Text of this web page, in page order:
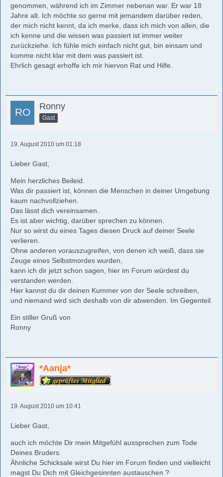
genommen, während ich im Zimmer nebenan war. Er war 18
Jahre alt. Ich möchte so gerne mit jemandem darüber reden,
der mich nicht kennt, da ich merke, dass ich mich von allen, die
ich kenne und die wissen was passiert ist immer weiter
zurückziehe. Ich fühle mich einfach nicht gut, bin einsam und
komme nicht klar mit dem was passiert ist.
Ehrlich gesagt erhoffe ich mir hiervon Rat und Hilfe.
Ronny
Gast
19. August 2010 um 01:18
Lieber Gast,
Mein herzliches Beileid.
Was dir passiert ist, können die Menschen in deiner Umgebung
kaum nachvollziehen.
Das lässt dich vereinsamen.
Es ist aber wichtig, darüber sprechen zu können.
Nur so wirst du eines Tages diesen Druck auf deiner Seele
verlieren.
Ohne anderen vorauszugreifen, von denen ich weiß, dass sie
Zeuge eines Selbstmordes wurden,
kann ich dir jetzt schon sagen, hier im Forum würdest du
verstanden werden.
Hier kannst du dir deinen Kummer von der Seele schreiben,
und niemand wird sich deshalb von dir abwenden. Im Gegenteil.
Ein stiller Gruß von
Ronny
*Aanja*
19. August 2010 um 10:41
Lieber Gast,
auch ich möchte Dir mein Mitgefühl aussprechen zum Tode
Deines Bruders.
Ähnliche Schicksale wirst Du hier im Forum finden und vielleicht
magst Du Dich mit Gleichgesinnten austauschen ?